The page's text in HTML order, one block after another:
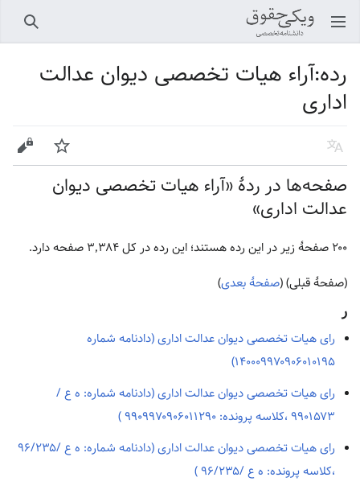
باز کردن منو اصلی جستجو
رده:آراء هیات تخصصی دیوان عدالت
اداری
زبان پیگیری ویرایش
صفحه‌ها در ردهٔ «آراء هیات تخصصی دیوان
عدالت اداری»
۲۰۰ صفحۀ زیر در این رده هستند؛ این رده در کل ۳٬۳۸۴ صفحه دارد.
(صفحهٔ قبلی) (صفحهٔ بعدی)
ر
رای هیات تخصصی دیوان عدالت اداری (دادنامه شماره
۱۴۰۰۰۹۹۷۰۹۰۶۰۱۰۱۹۵)
رای هیات تخصصی دیوان عدالت اداری (دادنامه شماره: ه ع /
۹۹۰۱۵۷۳ ،کلاسه پرونده: ۹۹۰۹۹۷۰۹۰۶۰۱۱۲۹۰ )
رای هیات تخصصی دیوان عدالت اداری (دادنامه شماره: ه ع /۹۶/۲۳۵
،کلاسه پرونده: ه ع /۹۶/۲۳۵ )